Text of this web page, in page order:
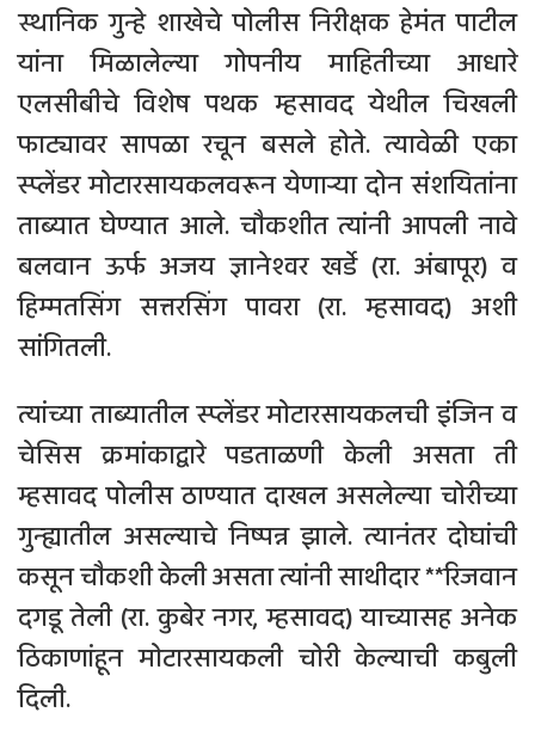
स्थानिक गुन्हे शाखेचे पोलीस निरीक्षक हेमंत पाटील
यांना मिळालेल्या गोपनीय माहितीच्या आधारे
एलसीबीचे विशेष पथक म्हसावद येथील चिखली
फाट्यावर सापळा रचून बसले होते. त्यावेळी एका
स्प्लेंडर मोटारसायकलवरून येणाऱ्या दोन संशयितांना
ताब्यात घेण्यात आले. चौकशीत त्यांनी आपली नावे
बलवान ऊर्फ अजय ज्ञानेश्वर खर्डे (रा. अंबापूर) व
हिम्मतसिंग सत्तरसिंग पावरा (रा. म्हसावद) अशी
सांगितली.
त्यांच्या ताब्यातील स्प्लेंडर मोटारसायकलची इंजिन व
चेसिस क्रमांकाद्वारे पडताळणी केली असता ती
म्हसावद पोलीस ठाण्यात दाखल असलेल्या चोरीच्या
गुन्ह्यातील असल्याचे निष्पन्न झाले. त्यानंतर दोघांची
कसून चौकशी केली असता त्यांनी साथीदार **रिजवान
दगडू तेली (रा. कुबेर नगर, म्हसावद) याच्यासह अनेक
ठिकाणांहून मोटारसायकली चोरी केल्याची कबुली
दिली.